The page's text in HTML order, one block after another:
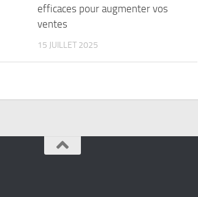
efficaces pour augmenter vos
ventes
15 JUILLET 2025